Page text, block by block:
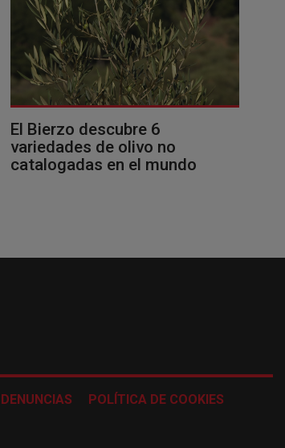
El Bierzo descubre 6
variedades de olivo no
catalogadas en el mundo
POLÍTICA DE COOKIES